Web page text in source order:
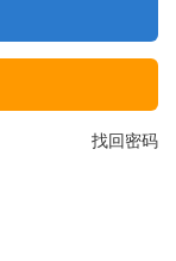
找回密码